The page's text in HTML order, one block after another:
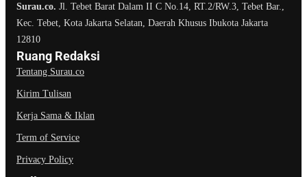
Surau.co. Jl. Tebet Barat Dalam II C No.14, RT.2/RW.3, Tebet Bar.,
Kec. Tebet, Kota Jakarta Selatan, Daerah Khusus Ibukota Jakarta
12810
Ruang Redaksi
Tentang Surau.co
Kirim Tulisan
Kerja Sama & Iklan
Term of Service
Privacy Policy